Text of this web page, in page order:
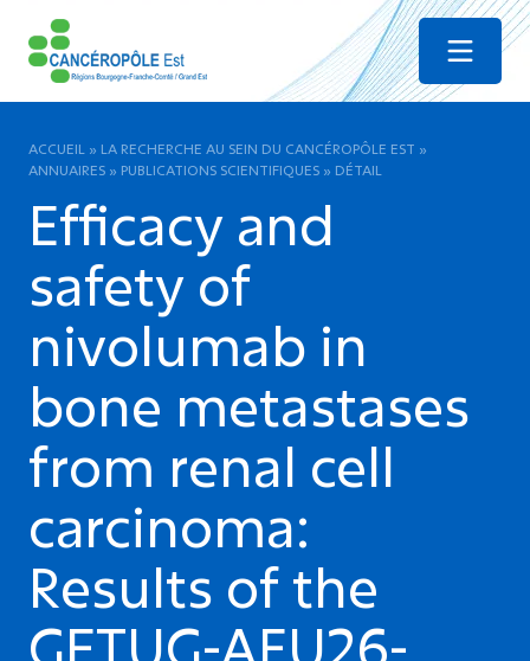
Menu
ACCUEIL » LA RECHERCHE AU SEIN DU CANCÉROPÔLE EST »
ANNUAIRES » PUBLICATIONS SCIENTIFIQUES » DÉTAIL
Efficacy and
safety of
nivolumab in
bone metastases
from renal cell
carcinoma:
Results of the
GETUG-AFU26-